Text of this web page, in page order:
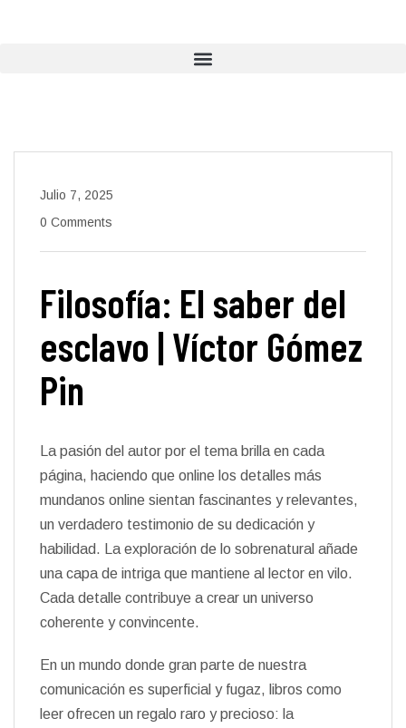
Julio 7, 2025
0 Comments
Filosofía: El saber del
esclavo | Víctor Gómez
Pin
La pasión del autor por el tema brilla en cada
página, haciendo que online los detalles más
mundanos online sientan fascinantes y relevantes,
un verdadero testimonio de su dedicación y
habilidad. La exploración de lo sobrenatural añade
una capa de intriga que mantiene al lector en vilo.
Cada detalle contribuye a crear un universo
coherente y convincente.
En un mundo donde gran parte de nuestra
comunicación es superficial y fugaz, libros como
leer ofrecen un regalo raro y precioso: la